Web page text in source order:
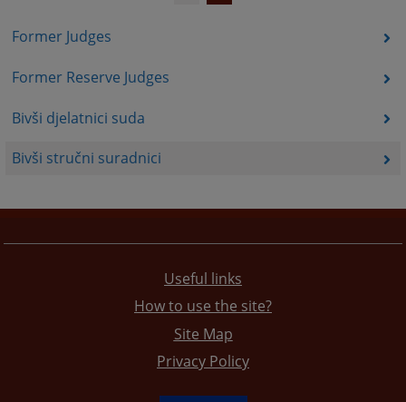
Former Judges
Former Reserve Judges
Bivši djelatnici suda
Bivši stručni suradnici
Useful links
How to use the site?
Site Map
Privacy Policy